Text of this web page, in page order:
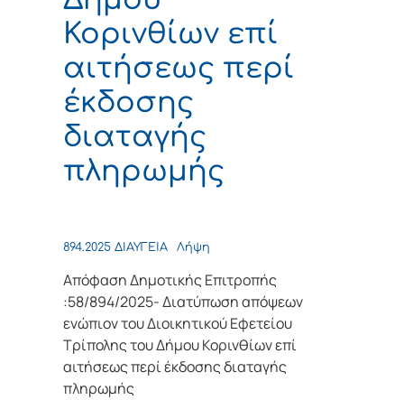
Κορινθίων επί
αιτήσεως περί
έκδοσης
διαταγής
πληρωμής
894.2025 ΔΙΑΥΓΕΙΑ Λήψη
Απόφαση Δημοτικής Επιτροπής
:58/894/2025- Διατύπωση απόψεων
ενώπιον του Διοικητικού Εφετείου
Τρίπολης του Δήμου Κορινθίων επί
αιτήσεως περί έκδοσης διαταγής
πληρωμής